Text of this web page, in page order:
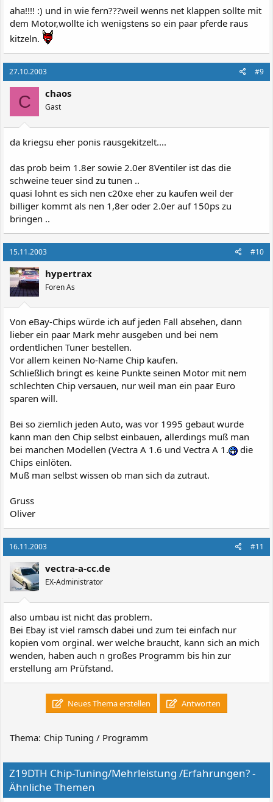
aha!!!! :) und in wie fern???weil wenns net klappen sollte mit
dem Motor,wollte ich wenigstens so ein paar pferde raus
kitzeln.
27.10.2003 #9
C chaos
Gast
da kriegsu eher ponis rausgekitzelt....
das prob beim 1.8er sowie 2.0er 8Ventiler ist das die
schweine teuer sind zu tunen ..
quasi lohnt es sich nen c20xe eher zu kaufen weil der
billiger kommt als nen 1,8er oder 2.0er auf 150ps zu
bringen ..
15.11.2003 #10
hypertrax
Foren As
Von eBay-Chips würde ich auf jeden Fall absehen, dann
lieber ein paar Mark mehr ausgeben und bei nem
ordentlichen Tuner bestellen.
Vor allem keinen No-Name Chip kaufen.
Schließlich bringt es keine Punkte seinen Motor mit nem
schlechten Chip versauen, nur weil man ein paar Euro
sparen will.
Bei so ziemlich jeden Auto, was vor 1995 gebaut wurde
kann man den Chip selbst einbauen, allerdings muß man
bei manchen Modellen (Vectra A 1.6 und Vectra A 1.
die
Chips einlöten.
Muß man selbst wissen ob man sich da zutraut.
Gruss
Oliver
16.11.2003 #11
vectra-a-cc.de
EX-Administrator
also umbau ist nicht das problem.
Bei Ebay ist viel ramsch dabei und zum tei einfach nur
kopien vom orginal. wer welche braucht, kann sich an mich
wenden, haben auch n großes Programm bis hin zur
erstellung am Prüfstand.
Neues Thema erstellen Antworten
Thema: Chip Tuning / Programm
Z19DTH Chip-Tuning/Mehrleistung /Erfahrungen? -
Ähnliche Themen